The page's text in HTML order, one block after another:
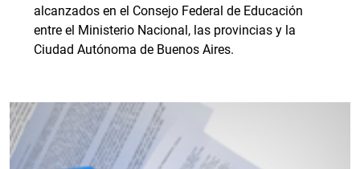
alcanzados en el Consejo Federal de Educación
entre el Ministerio Nacional, las provincias y la
Ciudad Autónoma de Buenos Aires.